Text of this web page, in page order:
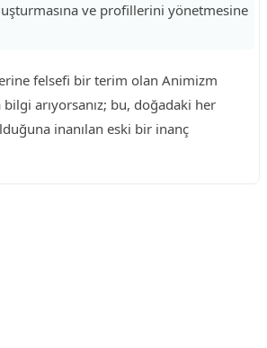
ve profillerini yönetmesine
felsefi bir terim olan Animizm
bilgi arıyorsanız; bu, doğadaki her
inanılan eski bir inanç